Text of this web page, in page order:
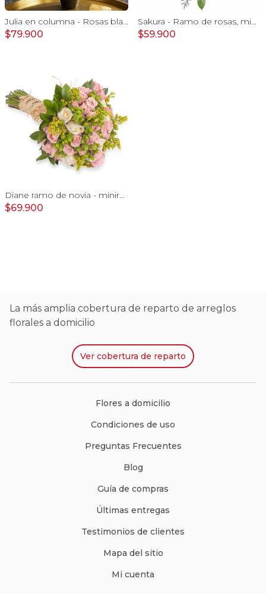
Julia en columna - Rosas blancas, minirosas rosadas
$79.900
Sakura - Ramo de rosas, mini rosas, mini claveles y limonium en tonos rosados
$59.900
Diane ramo de novia - minirosas rosadas, rosas blancas, e hypericum verde
$69.900
La más amplia cobertura de reparto de arreglos
florales a domicilio
Ver cobertura de reparto
Flores a domicilio
Condiciones de uso
Preguntas Frecuentes
Blog
Guía de compras
Últimas entregas
Testimonios de clientes
Mapa del sitio
Mi cuenta